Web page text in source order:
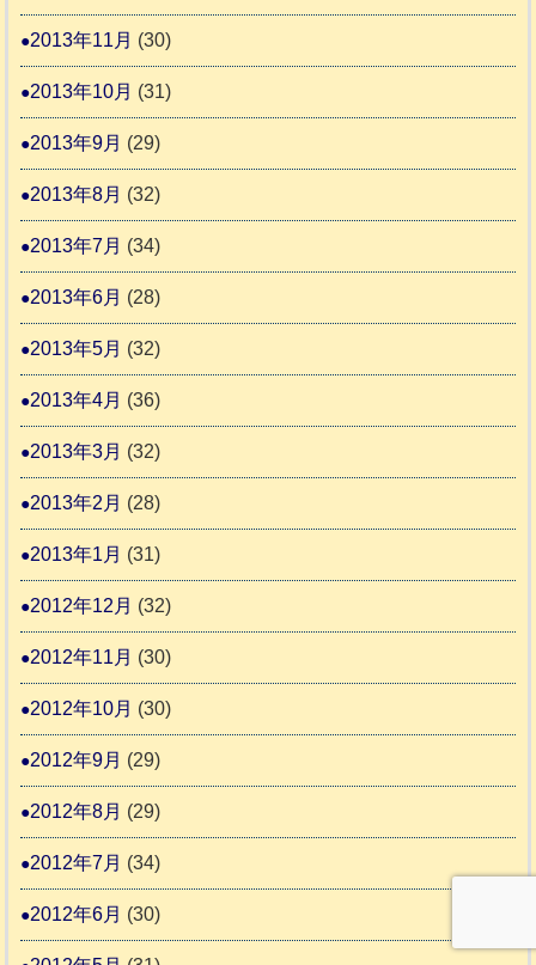
2013年11月 (30)
2013年10月 (31)
2013年9月 (29)
2013年8月 (32)
2013年7月 (34)
2013年6月 (28)
2013年5月 (32)
2013年4月 (36)
2013年3月 (32)
2013年2月 (28)
2013年1月 (31)
2012年12月 (32)
2012年11月 (30)
2012年10月 (30)
2012年9月 (29)
2012年8月 (29)
2012年7月 (34)
2012年6月 (30)